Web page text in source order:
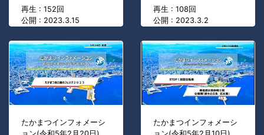
再生 : 152回
公開 : 2023.3.15
再生 : 108回
公開 : 2023.3.2
たかまつインフォメーシ
たかまつインフォメーシ